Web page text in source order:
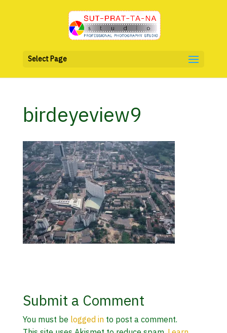
Select Page
birdeyeview9
Submit a Comment
You must be logged into post a comment.